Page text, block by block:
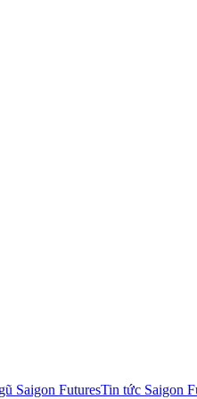
Saigon FuturesTin tức Saigon